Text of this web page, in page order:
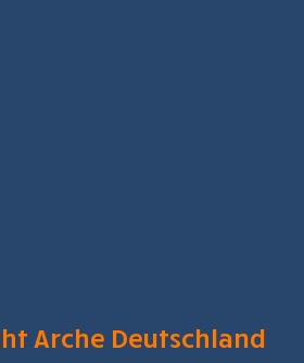
Arche Deutschland